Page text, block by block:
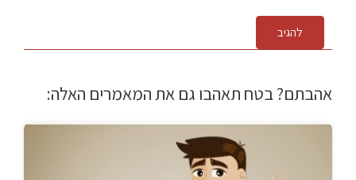
להגיב
אהבתם? בטח תאהבו גם את המאמרים האלה: